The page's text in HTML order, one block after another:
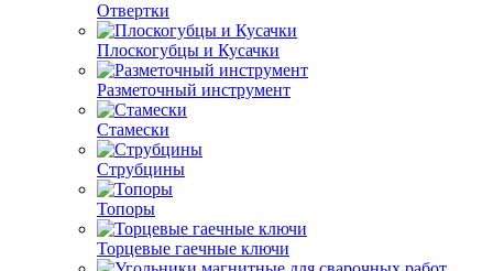
Отвертки
Плоскогубцы и Кусачки
Разметочный инструмент
Стамески
Струбцины
Топоры
Торцевые гаечные ключи